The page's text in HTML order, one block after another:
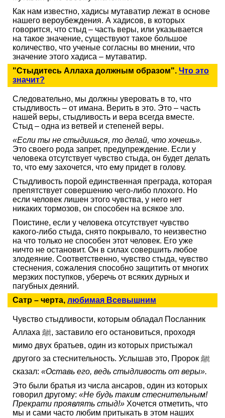
Как нам известно, хадисы мутаватир лежат в основе
нашего вероубеждения. А хадисов, в которых
говорится, что стыд – часть веры, или указывается
на такое значение, существуют такое большое
количество, что ученые согласны во мнении, что
значение этого хадиса – мутаватир.
"Стыдитесь Аллаха должным образом". Что это
значит?
Следовательно, мы должны уверовать в то, что
стыдливость – от имана. Верить в это. Это – часть
нашей веры, стыдливость и вера всегда вместе.
Стыд – одна из ветвей и степеней веры.
«Если ты не стыдишься, то делай, что хочешь».
Это своего рода запрет, предупреждение. Если у
человека отсутствует чувство стыда, он будет делать
то, что ему захочется, что ему придет в голову.
Стыдливость порой единственная преграда, которая
препятствует совершению чего-либо плохого. Но
если человек лишен этого чувства, у него нет
никаких тормозов, он способен на всякое зло.
Поистине, если у человека отсутствует чувство
какого-либо стыда, снято покрывало, то неизвестно
на что только не способен этот человек. Его уже
ничто не остановит. Он в силах совершить любое
злодеяние. Соответственно, чувство стыда, чувство
стеснения, сожаления способно защитить от многих
мерзких поступков, уберечь от всяких дурных и
пагубных деяний.
Сатр – черта, любимая Всевышним
Чувство стыдливости, которым обладал Посланник
Аллаха ﷺ, заставило его остановиться, проходя
мимо двух братьев, один из которых пристыжал
другого за стеснительность. Услышав это, Пророк ﷺ
сказал: «Оставь его, ведь стыдливость от веры».
Это были братья из числа ансаров, один из которых
говорил другому: «Не будь таким стеснительным!
Прекрати проявлять стыд!» Хочется отметить, что
мы и сами часто любим притыкать в этом наших